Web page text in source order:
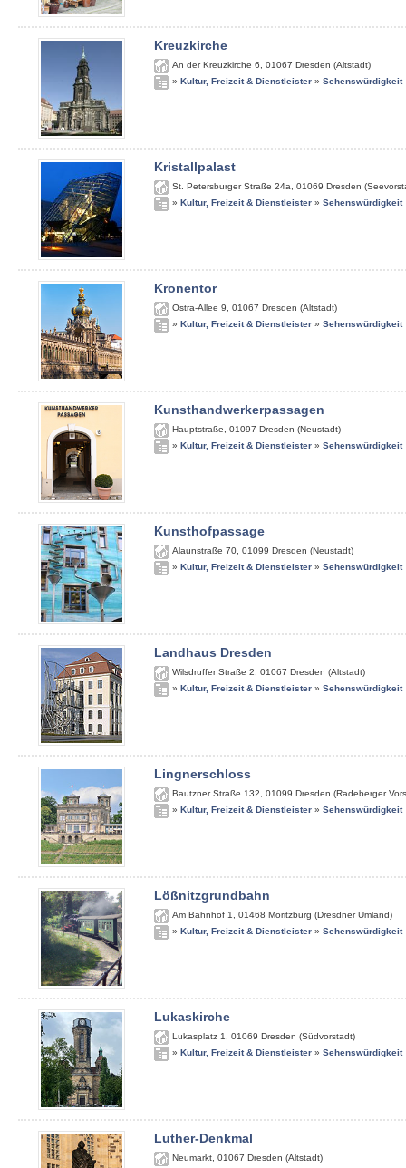
Kreuzkirche
An der Kreuzkirche 6 01067 Dresden (Altstadt)
» Kultur, Freizeit & Dienstleister » Sehenswürdigkeit
Kristallpalast
St. Petersburger Straße 24a 01069 Dresden
» Kultur, Freizeit & Dienstleister » Sehenswürdigkeit
Kronentor
Ostra-Allee 9 01067 Dresden (Altstadt)
» Kultur, Freizeit & Dienstleister » Sehenswürdigkeit
Kunsthandwerkerpassagen
Hauptstraße 01097 Dresden (Neustadt)
» Kultur, Freizeit & Dienstleister » Sehenswürdigkeit
Kunsthofpassage
Alaunstraße 70 01099 Dresden (Neustadt)
» Kultur, Freizeit & Dienstleister » Sehenswürdigkeit
Landhaus Dresden
Wilsdruffer Straße 2 01067 Dresden (Altstadt)
» Kultur, Freizeit & Dienstleister » Sehenswürdigkeit
Lingnerschloss
Bautzner Straße 132 01099 Dresden (Radeberger
» Kultur, Freizeit & Dienstleister » Sehenswürdigkeit
Lößnitzgrundbahn
Am Bahnhof 1 01468 Moritzburg (Dresdner Umland)
» Kultur, Freizeit & Dienstleister » Sehenswürdigkeit
Lukaskirche
Lukasplatz 1 01069 Dresden (Südvorstadt)
» Kultur, Freizeit & Dienstleister » Sehenswürdigkeit
Luther-Denkmal
Neumarkt 01067 Dresden (Altstadt)